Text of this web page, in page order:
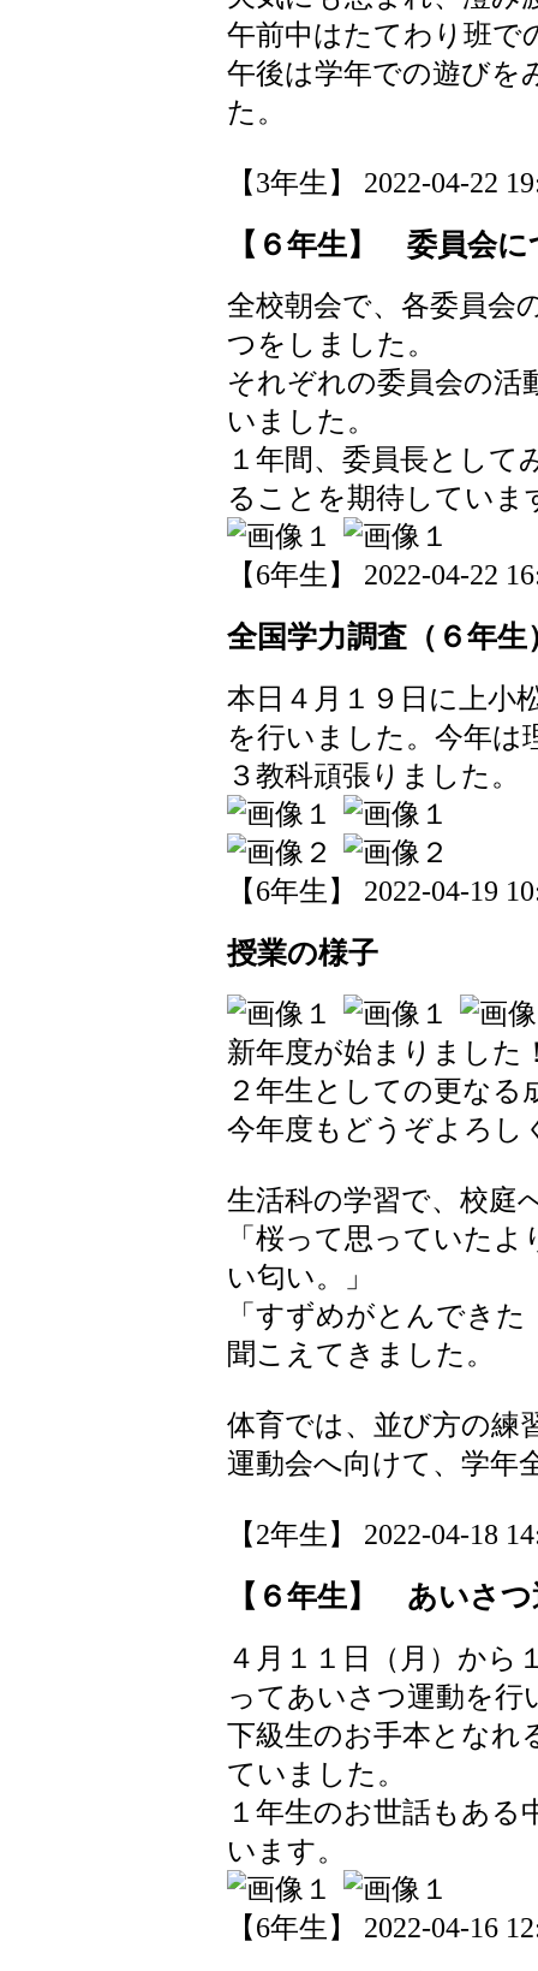
午前中はたてわり班で
午後は学年での遊びを
た。
【3年生】 2022-04-22
【６年生】 委員会に
全校朝会で、各委員会
つをしました。
それぞれの委員会の活
いました。
１年間、委員長とし
ることを期待していま
【6年生】 2022-04-22
全国学力調査（６年生
本日４月１９日に上小
を行いました。今年は
３教科頑張りました。
【6年生】 2022-04-19
授業の様子
新年度が始まりました
２年生としての更なる
今年度もどうぞよろし
生活科の学習で、校庭
「桜って思っていた
い匂い。」
「すずめがとんでき
聞こえてきました。
体育では、並び方の練
運動会へ向けて、学年
【2年生】 2022-04-18
【６年生】 あいさつ
４月１１日（月）から
ってあいさつ運動を行
下級生のお手本となれ
ていました。
１年生のお世話もあ
います。
【6年生】 2022-04-16